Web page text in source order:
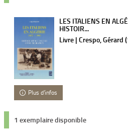
LES ITALIENS EN
HISTOIR...
Livre | Crespo,
Plus d'infos
1 exemplaire disponible